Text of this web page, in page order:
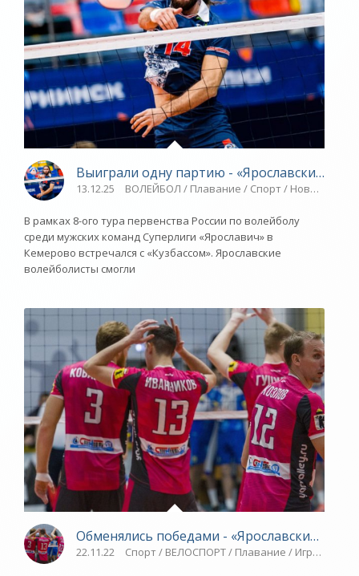
Выиграли одну партию - «Ярославский
13.12.25 ВОЛЕЙБОЛ / Плавание / Спорт / Новости
В рамках 8-ого тура первенства России по волейболу
среди мужских команд Суперлиги «Ярославич» в
Кемерово встречался с «Кузбассом». Ярославские
волейболисты смогли
Обменялись победами - «Ярославский
22.11.22 Спорт / ВЕЛОСПОРТ / Плавание / Игровые